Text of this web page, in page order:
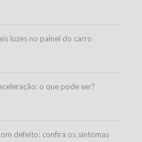
luzes no painel do carro
o que pode ser?
defeito: confira os sintomas